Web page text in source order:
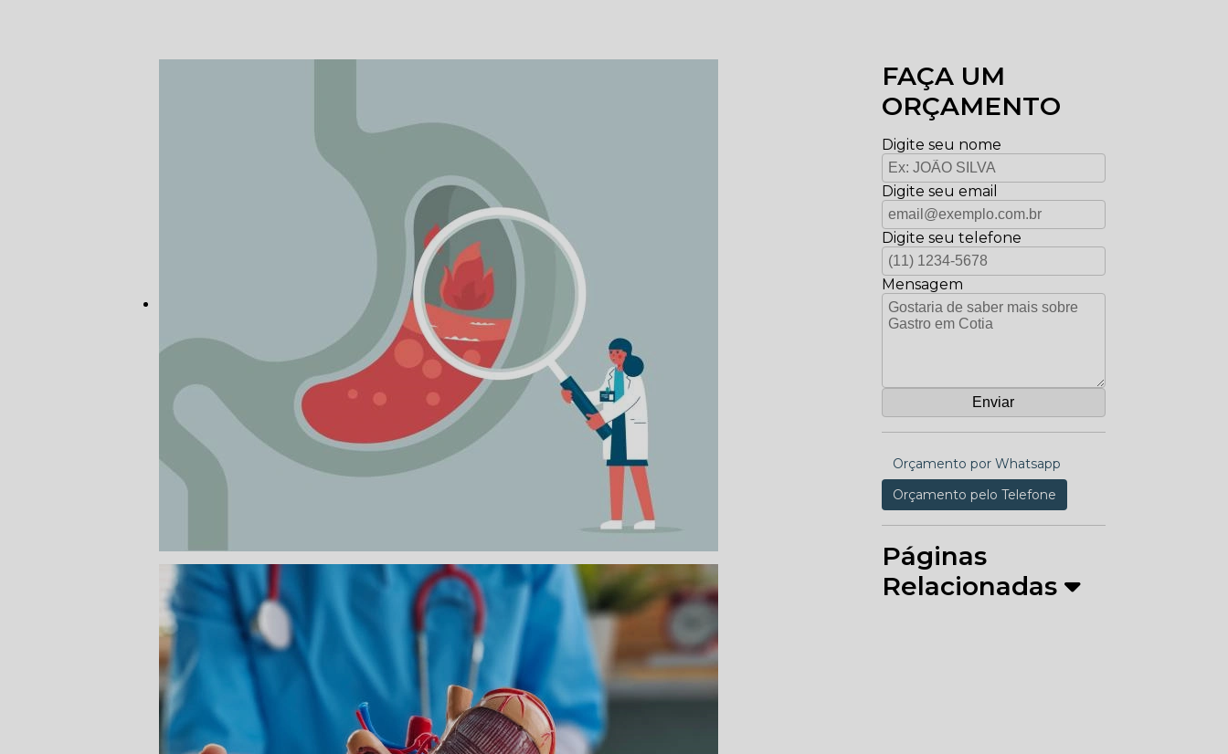
FAÇA UM
ORÇAMENTO
Digite seu nome
Digite seu email
Digite seu telefone
Mensagem
Orçamento por Whatsapp
Orçamento pelo Telefone
Páginas
Relacionadas